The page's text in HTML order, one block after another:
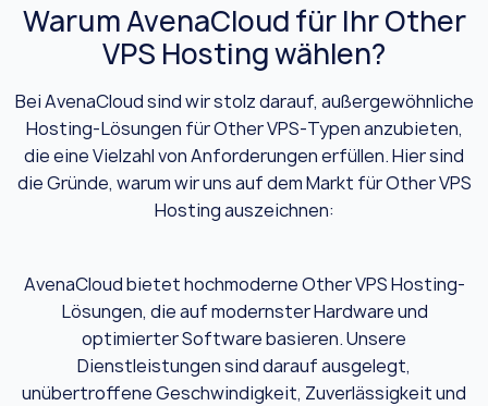
Warum AvenaCloud für Ihr Other
VPS Hosting wählen?
Bei AvenaCloud sind wir stolz darauf, außergewöhnliche
Hosting-Lösungen für Other VPS-Typen anzubieten,
die eine Vielzahl von Anforderungen erfüllen. Hier sind
die Gründe, warum wir uns auf dem Markt für Other VPS
Hosting auszeichnen:
AvenaCloud bietet hochmoderne Other VPS Hosting-
Lösungen, die auf modernster Hardware und
optimierter Software basieren. Unsere
Dienstleistungen sind darauf ausgelegt,
unübertroffene Geschwindigkeit, Zuverlässigkeit und